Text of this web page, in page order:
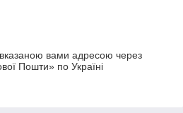
вами адресою через
Пошти» по Україні